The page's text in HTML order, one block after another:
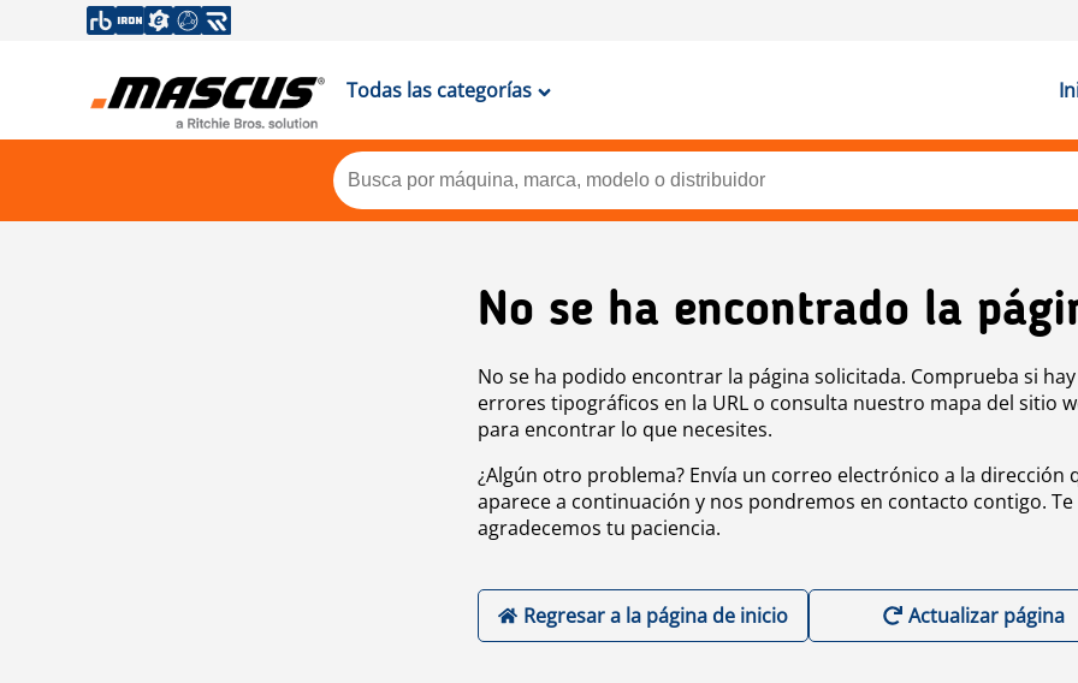
Todas las categorías
No se ha encontrado la
No se ha podido encontrar la página solicitada. Comprueba si hay
errores tipográficos en la URL o consulta nuestro mapa del sitio
para encontrar lo que necesites.
¿Algún otro problema? Envía un correo electrónico a la dirección
aparece a continuación y nos pondremos en contacto contigo. Te
agradecemos tu paciencia.
Regresar a la página de inicio Actualizar página